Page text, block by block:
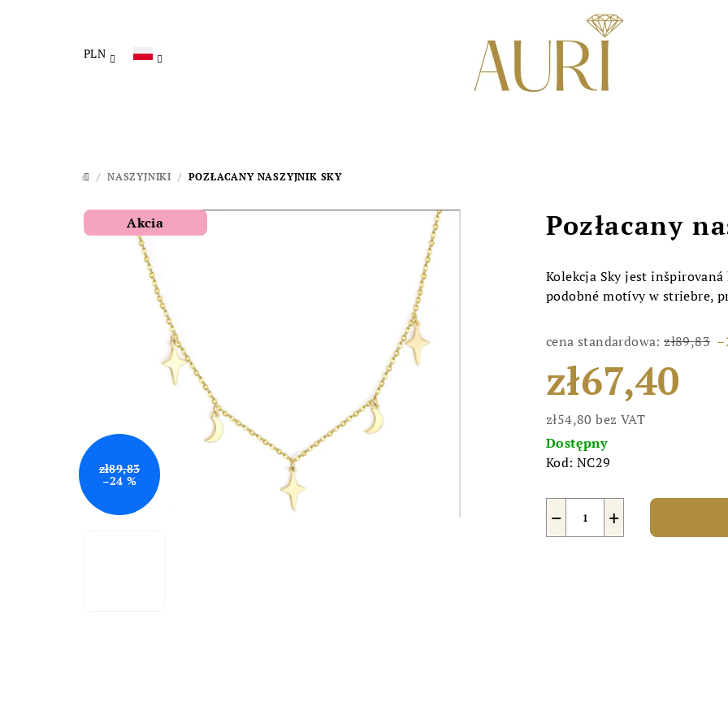
PLN
HOME
/ NASZYJNIKI / POZŁACANY NASZYJNIK SKY
Pozłacany
Kolekcja Sky jest
podobné motívy w striebre,
cena standardowa: zł89,83
zł67,40
zł54,80 bez VAT
Cena
jednostkowa:
Dostępny
Kod: NC29
+
−
Akcia
zł89,83
–24 %